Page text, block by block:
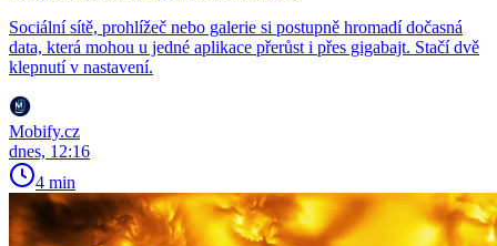
Sociální sítě, prohlížeč nebo galerie si postupně hromadí dočasná
data, která mohou u jedné aplikace přerůst i přes gigabajt. Stačí dvě
klepnutí v nastavení.
Mobify.cz
dnes, 12:16
4 min